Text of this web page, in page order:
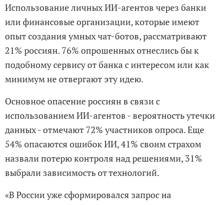
Использование личных ИИ-агентов через банки
или финансовые организации, которые имеют
опыт создания умных чат-ботов, рассматривают
21% россиян. 76% опрошенных отнеслись бы к
подобному сервису от банка с интересом или как
минимум не отвергают эту идею.
Основное опасение россиян в связи с
использованием ИИ-агентов - вероятность утечки
данных - отмечают 72% участников опроса. Еще
54% опасаются ошибок ИИ, 41% своим страхом
назвали потерю контроля над решениями, 31%
выбрали зависимость от технологий.
«В России уже сформировался запрос на